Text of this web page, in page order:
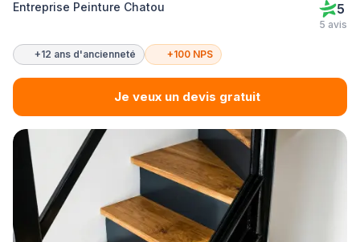
Entreprise Peinture Chatou 5
5 avis
+12 ans d'ancienneté +100 NPS
Je veux un devis gratuit